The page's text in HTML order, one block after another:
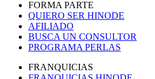
FORMA PARTE
QUIERO SER HINODE
AFILIADO
BUSCA UN CONSULTOR
PROGRAMA PERLAS
FRANQUICIAS